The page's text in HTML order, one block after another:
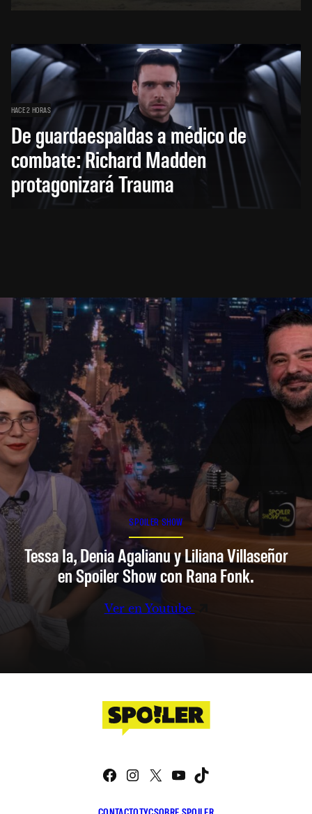
HACE 2 HORAS
De guardaespaldas a médico de
combate: Richard Madden
protagonizará Trauma
SPOILER SHOW
Tessa Ia, Denia Agalianu y Liliana Villaseñor
en Spoiler Show con Rana Fonk.
Ver en Youtube
CONTACTOTYCSOBRE SPOILER
Facebook
Instagram
X YouTube